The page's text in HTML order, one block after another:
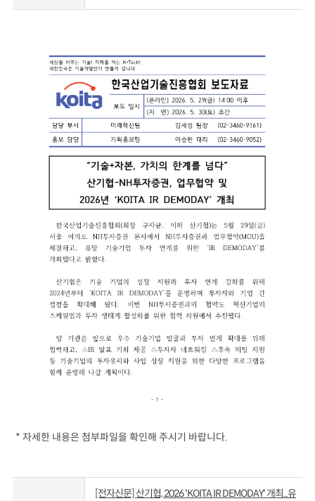
이 개최 보도자료.pdf
*자세한 내용은 첨부파일을 확인해 주시기 바랍니다.
[전자신문] 산기협, 2026 'KOITA IR DEMODAY' 개최...유